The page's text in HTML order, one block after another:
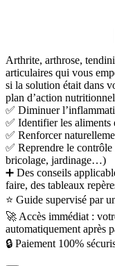
Arthrite, arthrose,
articulaires qui vous
si la solution était dans
plan d’action
✅ Diminuer
✅ Identifier les aliments
✅ Renforcer
✅ Reprendre le
bricolage, jardinage…)
➕ Des conseils
faire, des tableaux
⭐ Guide supervisé par
🚀 Accès immédiat :
automatiquement après
🔒 Paiement 100%